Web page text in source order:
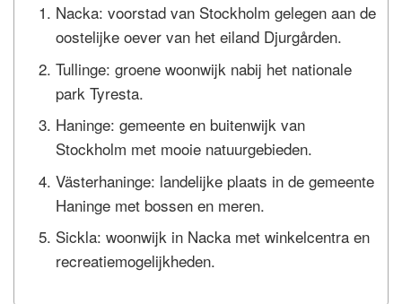
Nacka: voorstad van Stockholm gelegen aan de
oostelijke oever van het eiland Djurgården.
Tullinge: groene woonwijk nabij het nationale
park Tyresta.
Haninge: gemeente en buitenwijk van
Stockholm met mooie natuurgebieden.
Västerhaninge: landelijke plaats in de gemeente
Haninge met bossen en meren.
Sickla: woonwijk in Nacka met winkelcentra en
recreatiemogelijkheden.